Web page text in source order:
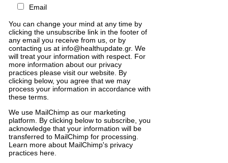
Email
You can change your mind at any time by
clicking the unsubscribe link in the footer of
any email you receive from us, or by
contacting us at info@healthupdate.gr. We
will treat your information with respect. For
more information about our privacy
practices please visit our website. By
clicking below, you agree that we may
process your information in accordance with
these terms.
We use MailChimp as our marketing
platform
By clicking below to subscribe you
acknowledge that your information will be
transferred to MailChimp for processing
Learn more about MailChimp's privacy
practices here